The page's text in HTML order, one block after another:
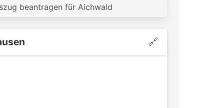
beantragen für Aichwald
🔗